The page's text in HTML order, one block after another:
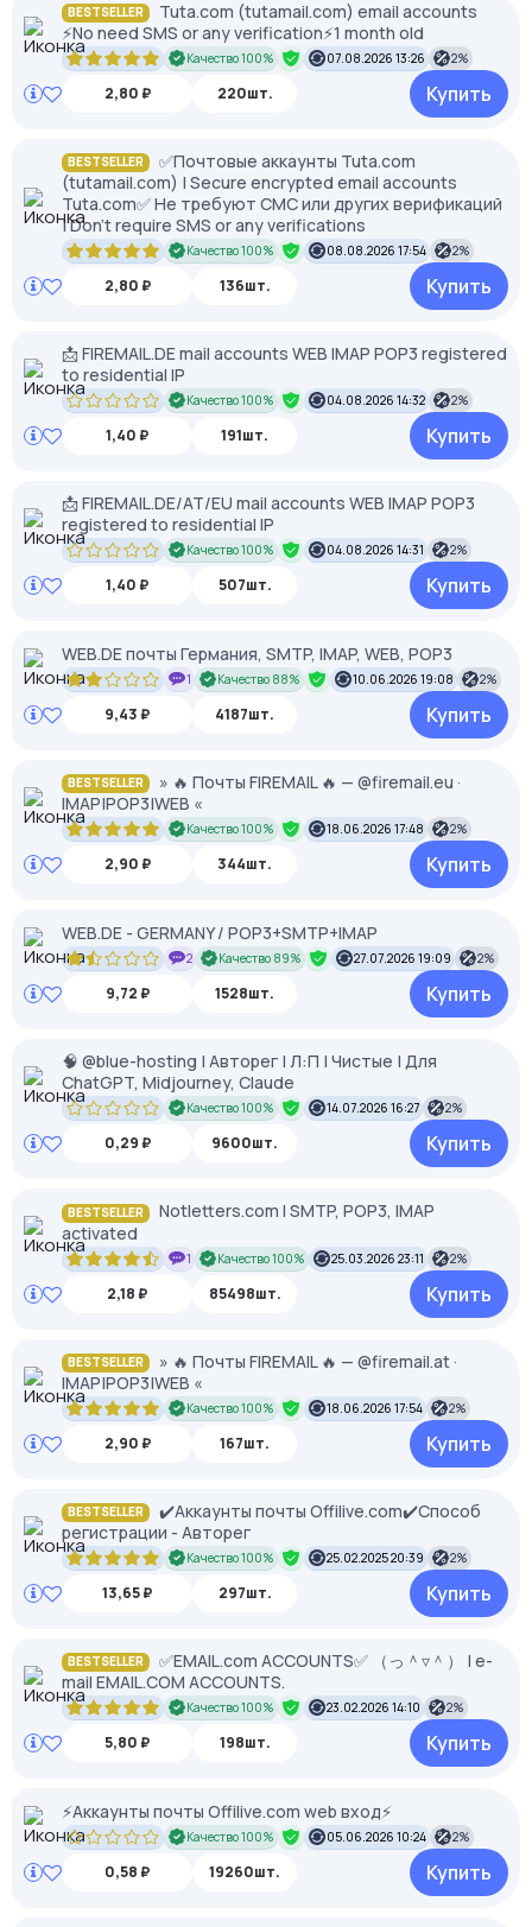
BESTSELLER
Tuta.com (tutamail.com) email accounts
⚡️No need SMS or any verification⚡️1 month old
Качество 100% 07.08.2026 13:26 2%
2,80 ₽ 220шт. Купить
BESTSELLER
✅Почтовые аккаунты Tuta.com
(tutamail.com) | Secure encrypted email accounts
Tuta.com✅ Не требуют СМС или других верификаций
| Don't require SMS or any verifications
Качество 100% 08.08.2026 17:54 2%
2,80 ₽ 136шт. Купить
📩 FIREMAIL.DE mail accounts WEB IMAP POP3 registered
to residential IP
Качество 100% 04.08.2026 14:32 2%
1,40 ₽ 191шт. Купить
📩 FIREMAIL.DE/AT/EU mail accounts WEB IMAP POP3
registered to residential IP
Качество 100% 04.08.2026 14:31 2%
1,40 ₽ 507шт. Купить
WEB.DE почты Германия, SMTP, IMAP, WEB, POP3
1 Качество 88% 10.06.2026 19:08 2%
9,43 ₽ 4187шт. Купить
BESTSELLER
» 🔥 Почты FIREMAIL 🔥 — @firemail.eu ·
IMAP|POP3|WEB «
Качество 100% 18.06.2026 17:48 2%
2,90 ₽ 344шт. Купить
WEB.DE - GERMANY / POP3+SMTP+IMAP
2 Качество 89% 27.07.2026 19:09 2%
9,72 ₽ 1528шт. Купить
🧠 @blue-hosting | Авторег | Л:П | Чистые | Для
ChatGPT, Midjourney, Claude
Качество 100% 14.07.2026 16:27 2%
0,29 ₽ 9600шт. Купить
BESTSELLER
Notletters.com l SMTP, POP3, IMAP
activated
1 Качество 100% 25.03.2026 23:11 2%
2,18 ₽ 85498шт. Купить
BESTSELLER
» 🔥 Почты FIREMAIL 🔥 — @firemail.at ·
IMAP|POP3|WEB «
Качество 100% 18.06.2026 17:54 2%
2,90 ₽ 167шт. Купить
BESTSELLER
✔️Аккаунты почты Offilive.com✔️Способ
регистрации - Авторег
Качество 100% 25.02.2025 20:39 2%
13,65 ₽ 297шт. Купить
BESTSELLER
✅EMAIL.com ACCOUNTS✅ （っ＾▿＾） | e-
mail EMAIL.COM ACCOUNTS.
Качество 100% 23.02.2026 14:10 2%
5,80 ₽ 198шт. Купить
⚡️Аккаунты почты Offilive.com web вход⚡️
Качество 100% 05.06.2026 10:24 2%
0,58 ₽ 19260шт. Купить